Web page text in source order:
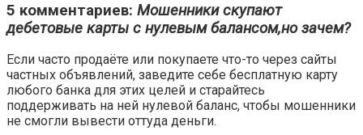
5 комментариев: Мошенники скупают
дебетовые карты с нулевым балансом,но зачем?
Если часто продаёте или покупаете что-то через сайты
частных объявлений, заведите себе бесплатную карту
любого банка для этих целей и старайтесь
поддерживать на ней нулевой баланс, чтобы мошенники
не смогли вывести оттуда деньги.